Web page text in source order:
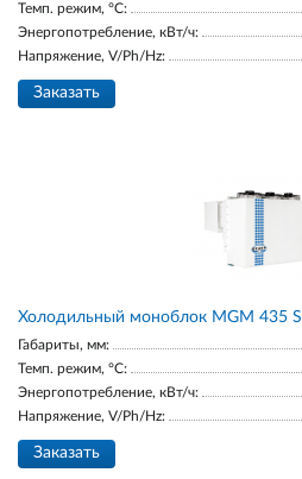
Темп. режим, °С:
Энергопотребление, кВт/ч:
Напряжение, V/Ph/Hz:
Заказать
Холодильный моноблок MGM 435 S
Габариты, мм:
Темп. режим, °С:
Энергопотребление, кВт/ч:
Напряжение, V/Ph/Hz:
Заказать